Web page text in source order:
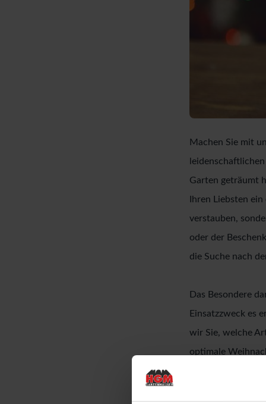
Machen Sie mit
Garten geträumt
Ihren Liebsten
verstauben,
oder der
die Suche nach
Das Besondere
Einsatzzweck es
wir Sie, welche
optimale